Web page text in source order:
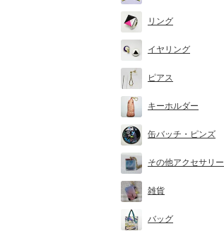
リング
イヤリング
ピアス
キーホルダー
缶バッチ・ピンズ
その他アクセサリー
雑貨
バッグ